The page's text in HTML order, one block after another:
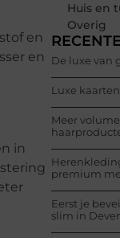
en
en
in
Huis en
Overig
De luxe van
Luxe
Meer
premium
Eerst je
slim in